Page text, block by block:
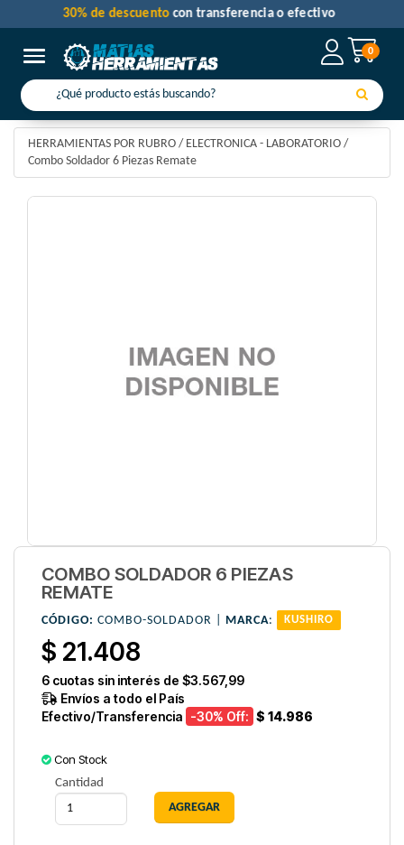
0
Toggle navigation
30% de descuentocon transferencia o efectivo
HERRAMIENTAS POR RUBRO / ELECTRONICA - LABORATORIO /
Combo Soldador 6 Piezas Remate
COMBO SOLDADOR 6 PIEZAS
REMATE
CÓDIGO: COMBO-SOLDADOR | MARCA: KUSHIRO
$ 21.408
6 cuotas sin interés de $3.567,99
Envíos a todo el País
Efectivo/Transferencia -30% Off: $ 14.986
Con Stock
Cantidad